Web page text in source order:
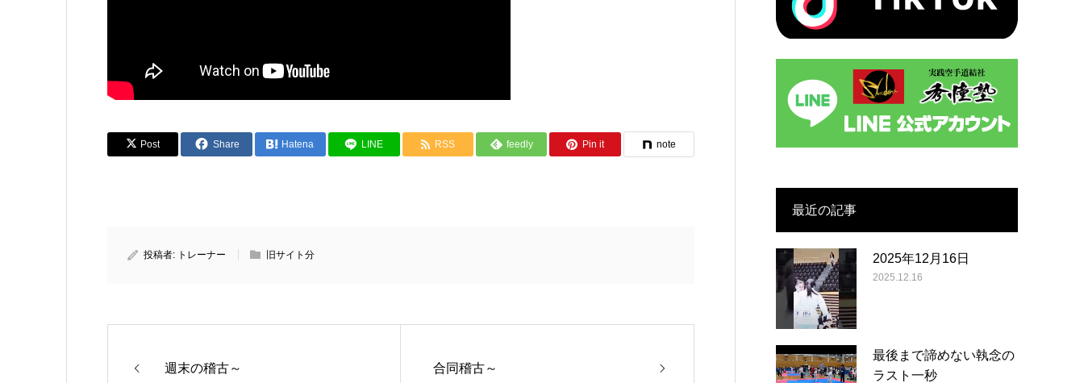
Post Share Hatena LINE RSS feedly Pin it note
投稿者: トレーナー 旧サイト分
週末の稽古～ 合同稽古～
最近の記事
2025年12月16日
2025.12.16
最後まで諦めない執念の
ラスト一秒